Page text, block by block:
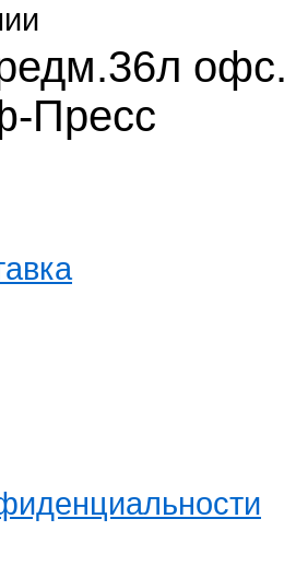
Пресс